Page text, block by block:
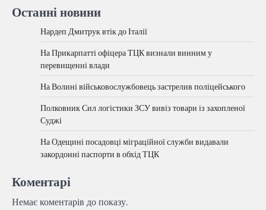
Останні новини
Нардеп Дмитрук втік до Італії
На Прикарпатті офіцера ТЦК визнали винним у
перевищенні влади
На Волині військовослужбовець застрелив поліцейського
Полковник Сил логістики ЗСУ вивіз товари із захопленої
Суджі
На Одещині посадовці міграційної служби видавали
закордонні паспорти в обхід ТЦК
Коментарі
Немає коментарів до показу.